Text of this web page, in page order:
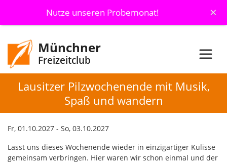
Nutze unseren Probemonat! ×
Münchner
Freizeitclub
Lausitzer Pilzwochenende mit Musik,
Spaß und wandern
Fr, 01.10.2027 - So, 03.10.2027
Lasst uns dieses Wochenende wieder in einzigartiger Kulisse
gemeinsam verbringen. Hier waren wir schon einmal und der